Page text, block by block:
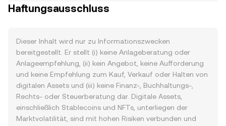
Haftungsausschluss
Dieser Inhalt wird nur zu Informationszwecken
bereitgestellt. Er stellt (i) keine Anlageberatung oder
Anlageempfehlung, (ii) kein Angebot, keine Aufforderung
und keine Empfehlung zum Kauf, Verkauf oder Halten von
digitalen Assets und (iii) keine Finanz-, Buchhaltungs-,
Rechts- oder Steuerberatung dar. Digitale Assets,
einschließlich Stablecoins und NFTs, unterliegen der
Marktvolatilität, sind mit hohen Risiken verbunden und